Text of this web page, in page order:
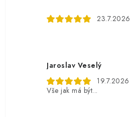
23.7.2026
Jaroslav Veselý
19.7.2026
Vše jak má být...